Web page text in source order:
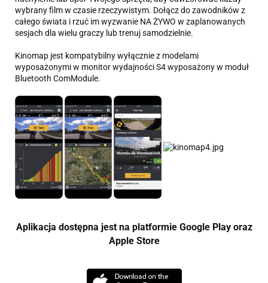
wybrany film w czasie rzeczywistym. Dołącz do zawodników z
całego świata i rzuć im wyzwanie NA ŻYWO w zaplanowanych
sesjach dla wielu graczy lub trenuj samodzielnie.
Kinomap jest kompatybilny wyłącznie z modelami
wyposażonymi w monitor wydajności S4 wyposażony w moduł
Bluetooth ComModule.
Aplikacja dostępna jest na platformie Google Play oraz
Apple Store